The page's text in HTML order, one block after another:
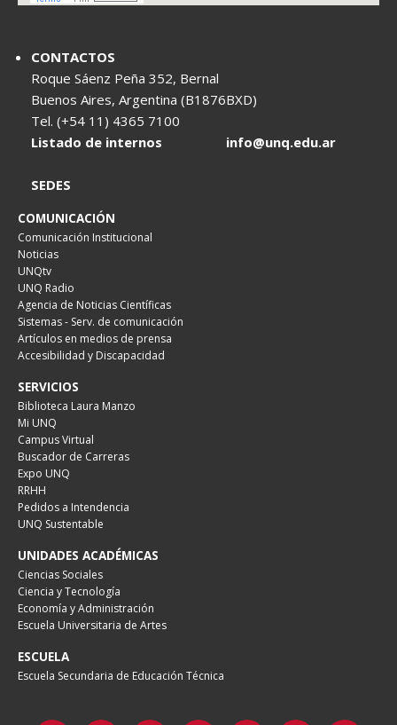
CONTACTOS
Roque Sáenz Peña 352, Bernal
Buenos Aires, Argentina (B1876BXD)
Tel. (+54 11) 4365 7100
Listado de internos
info@unq.edu.ar
SEDES
COMUNICACIÓN
Comunicación Institucional
Noticias
UNQtv
UNQ Radio
Agencia de Noticias Científicas
Sistemas - Serv. de comunicación
Artículos en medios de prensa
Accesibilidad y Discapacidad
SERVICIOS
Biblioteca Laura Manzo
Mi UNQ
Campus Virtual
Buscador de Carreras
Expo UNQ
RRHH
Pedidos a Intendencia
UNQ Sustentable
UNIDADES ACADÉMICAS
Ciencias Sociales
Ciencia y Tecnología
Economía y Administración
Escuela Universitaria de Artes
ESCUELA
Escuela Secundaria de Educación Técnica